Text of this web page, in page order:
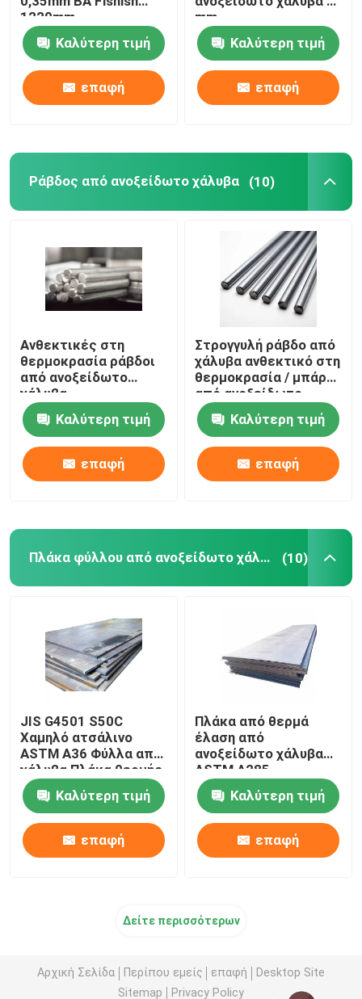
1220mm
Καλύτερη τιμή
επαφή
mm
Καλύτερη τιμή
επαφή
Ράβδος από ανοξείδωτο χάλυβα (10)
Ανθεκτικές στη
θερμοκρασία ράβδοι
από ανοξείδωτο
χάλυβα
Καλύτερη τιμή
επαφή
Στρογγυλή ράβδο από
χάλυβα ανθεκτικό στη
θερμοκρασία / μπάρα
από ανοξείδωτο
χάλυβα για
διακοσμητική κάμψη
Καλύτερη τιμή
επαφή
Πλάκα φύλλου από ανοξείδωτο χάλυβα (10)
JIS G4501 S50C
Χαμηλό ατσάλινο
ASTM A36 Φύλλα από
χάλυβα Πλάκα θερμής
έλασης
Καλύτερη τιμή
επαφή
Πλάκα από θερμά
έλαση από
ανοξείδωτο χάλυβα
ASTM A285
Καλύτερη τιμή
επαφή
Δείτε περισσότερων
Αρχική Σελίδα Περίπου εμείς επαφή
Desktop Site
Sitemap
Privacy Policy